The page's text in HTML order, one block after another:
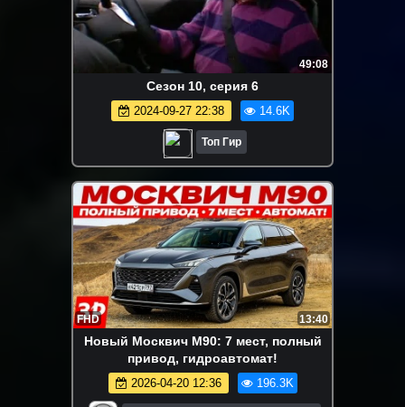
49:08
Сезон 10, серия 6
2024-09-27 22:38 14.6K
Топ Гир
FHD 13:40
Новый Москвич М90: 7 мест, полный
привод, гидроавтомат!
2026-04-20 12:36 196.3K